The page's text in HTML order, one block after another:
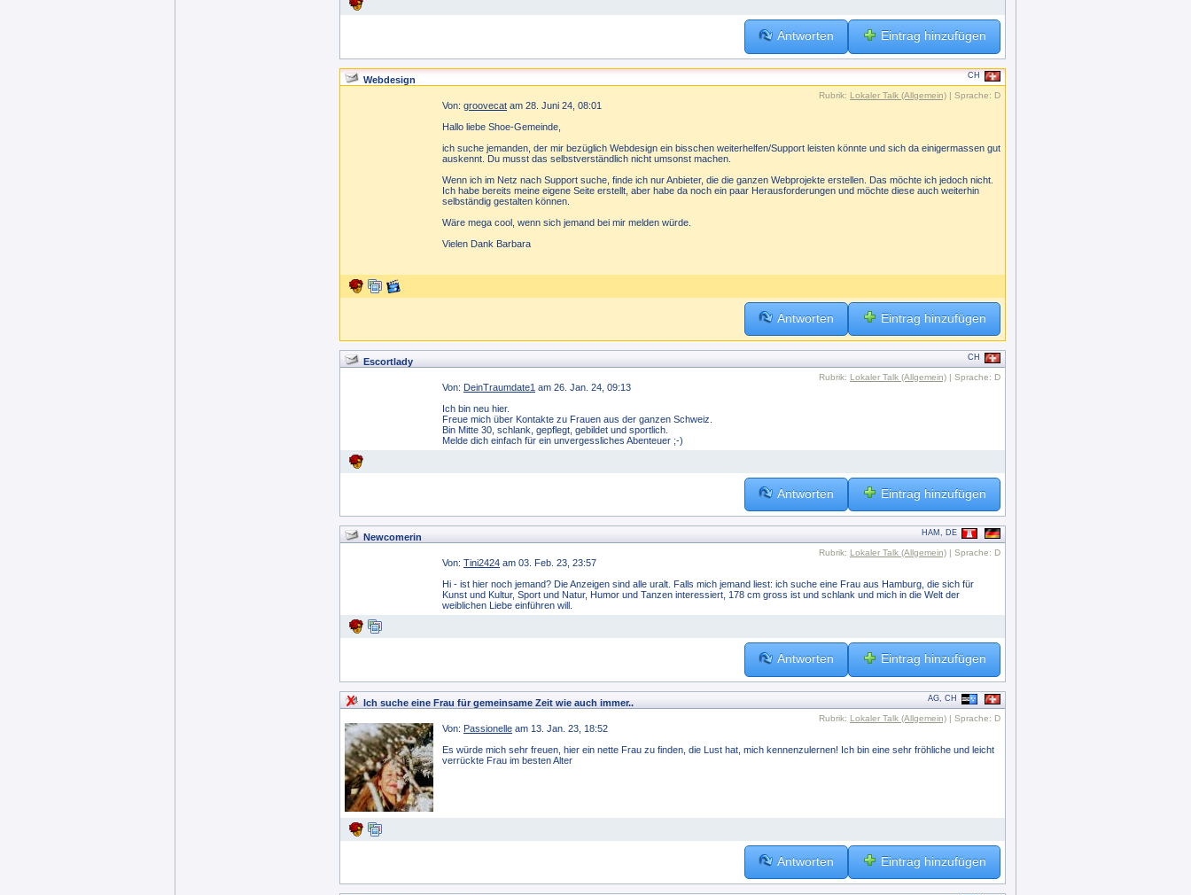
Antworten Eintrag hinzufügen
Webdesign CH
Rubrik: Lokaler Talk (Allgemein) | Sprache: D
Von: groovecat am 28. Juni 24, 08:01
Hallo liebe Shoe-Gemeinde,
ich suche jemanden, der mir bezüglich Webdesign ein bisschen weiterhelfen/Support leisten könnte und sich da einigermassen gut
auskennt. Du musst das selbstverständlich nicht umsonst machen.
Wenn ich im Netz nach Support suche, finde ich nur Anbieter, die die ganzen Webprojekte erstellen. Das möchte ich jedoch nicht.
Ich habe bereits meine eigene Seite erstellt, aber habe da noch ein paar Herausforderungen und möchte diese auch weiterhin
selbständig gestalten können.
Wäre mega cool, wenn sich jemand bei mir melden würde.
Vielen Dank Barbara
Antworten Eintrag hinzufügen
Escortlady CH
Rubrik: Lokaler Talk (Allgemein) | Sprache: D
Von: DeinTraumdate1 am 26. Jan. 24, 09:13
Ich bin neu hier.
Freue mich über Kontakte zu Frauen aus der ganzen Schweiz.
Bin Mitte 30, schlank, gepflegt, gebildet und sportlich.
Melde dich einfach für ein unvergessliches Abenteuer ;-)
Antworten Eintrag hinzufügen
Newcomerin HAM, DE
Rubrik: Lokaler Talk (Allgemein) | Sprache: D
Von: Tini2424 am 03. Feb. 23, 23:57
Hi - ist hier noch jemand? Die Anzeigen sind alle uralt. Falls mich jemand liest: ich suche eine Frau aus Hamburg, die sich für
Kunst und Kultur, Sport und Natur, Humor und Tanzen interessiert, 178 cm gross ist und schlank und mich in die Welt der
weiblichen Liebe einführen will.
Antworten Eintrag hinzufügen
Ich suche eine Frau für gemeinsame Zeit wie auch immer.. AG, CH
Rubrik: Lokaler Talk (Allgemein) | Sprache: D
Von: Passionelle am 13. Jan. 23, 18:52
Es würde mich sehr freuen, hier ein nette Frau zu finden, die Lust hat, mich kennenzulernen! Ich bin eine sehr fröhliche und leicht
verrückte Frau im besten Alter
Antworten Eintrag hinzufügen